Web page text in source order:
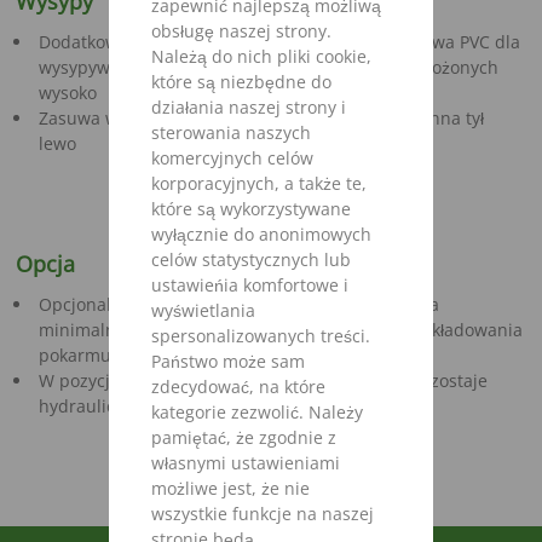
zapewnić najlepszą możliwą
obsługę naszej strony.
Należą do nich pliki cookie,
które są niezbędne do
działania naszej strony i
sterowania naszych
komercyjnych celów
korporacyjnych, a także te,
które są wykorzystywane
wyłącznie do anonimowych
celów statystycznych lub
ustawieńia komfortowe i
wyświetlania
spersonalizowanych treści.
Państwo może sam
zdecydować, na które
kategorie zezwolić. Należy
pamiętać, że zgodnie z
własnymi ustawieniami
możliwe jest, że nie
wszystkie funkcje na naszej
Dodatkowo dostępna opcjonalnie taśma wysy powa PVC dla
wysypywania pokarmu na stołach paszowych położonych
wysoko
Zasuwa wysypu stronna przód prawo i / lub stronna tył
lewo
Opcja
Opcjonalnie dostępny przenośnik poprzeczny dla
minimalnej szerokości transportowej , pomimo składowania
pokarmu w odległości od maszyny
W pozycji transportowej przenośnik poprzeczny zostaje
hydraulicznie schowany pod mieszalnik